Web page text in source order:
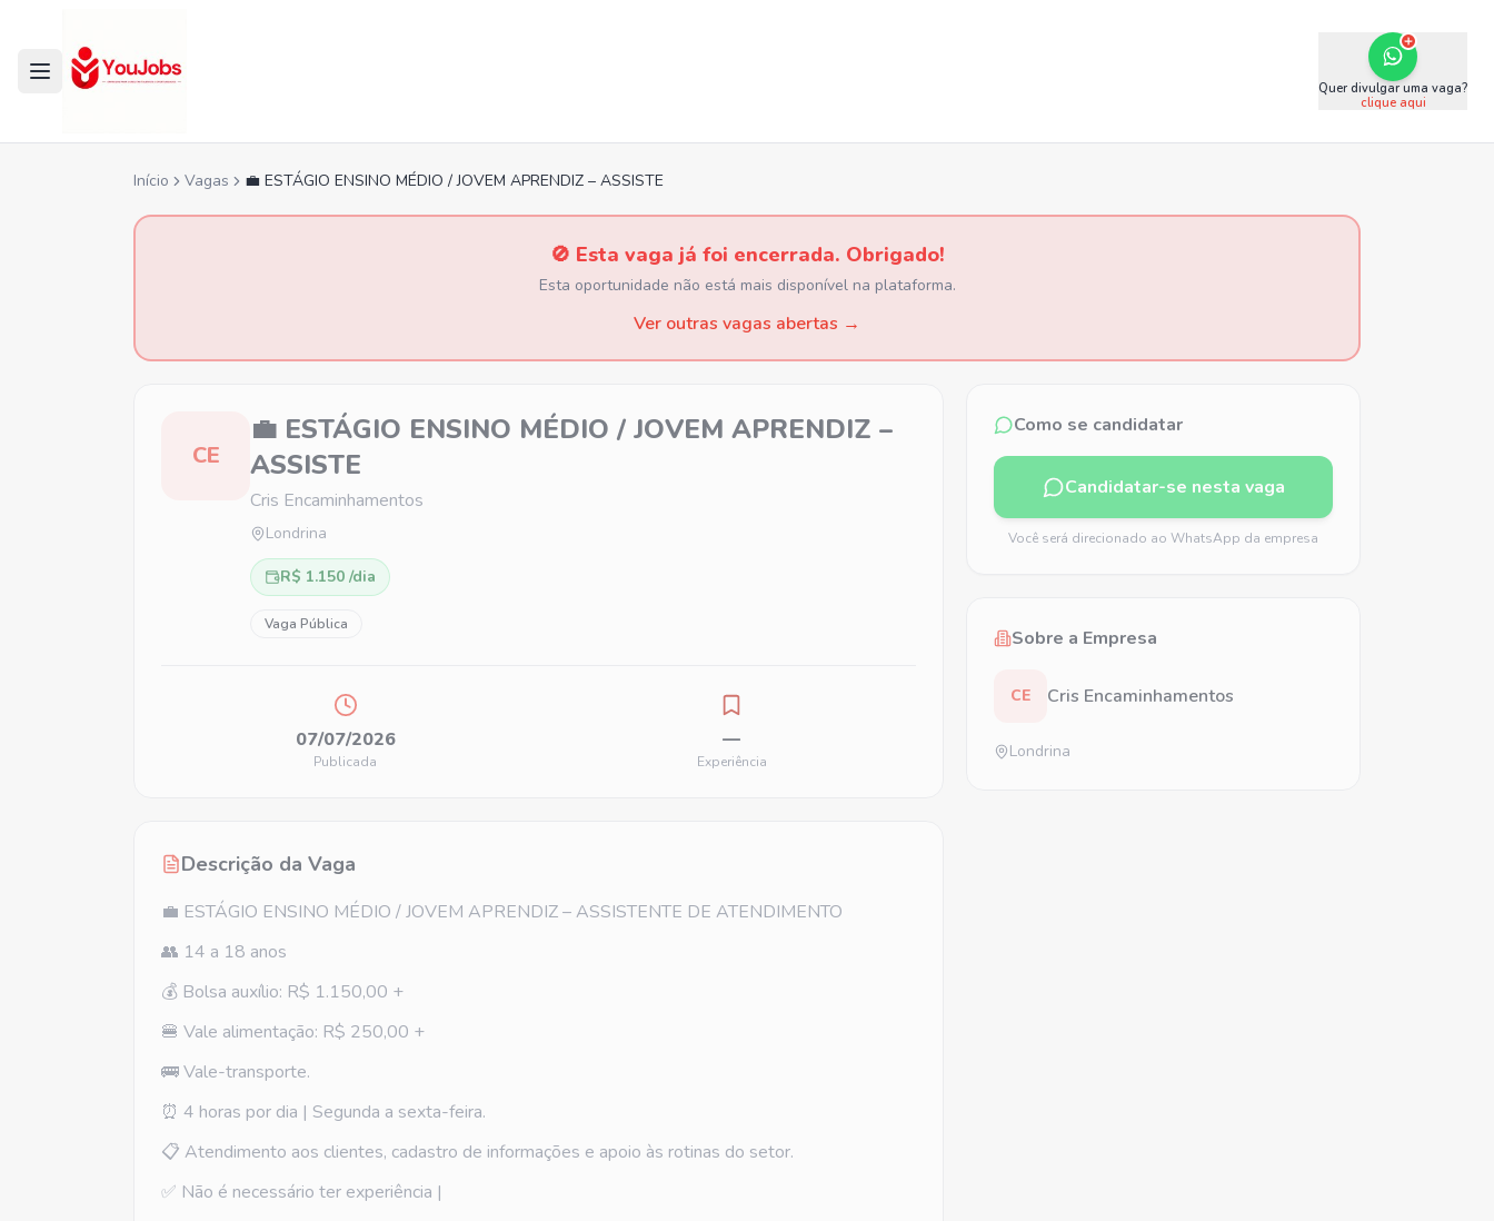
Quer divulgar uma vaga?
clique aqui
Início Vagas 💼 ESTÁGIO ENSINO MÉDIO / JOVEM APRENDIZ – ASSISTE
🚫 Esta vaga já foi encerrada. Obrigado!
Esta oportunidade não está mais disponível na plataforma.
Ver outras vagas abertas →
CE
💼 ESTÁGIO ENSINO MÉDIO / JOVEM APRENDIZ –
ASSISTE
Cris Encaminhamentos
Londrina
R$ 1.150 /dia
Vaga Pública
07/07/2026
Publicada
—
Experiência
Descrição da Vaga
💼 ESTÁGIO ENSINO MÉDIO / JOVEM APRENDIZ – ASSISTENTE DE ATENDIMENTO
👥 14 a 18 anos
💰 Bolsa auxílio: R$ 1.150,00 +
🍔 Vale alimentação: R$ 250,00 +
🚌 Vale-transporte.
⏰ 4 horas por dia | Segunda a sexta-feira.
📋 Atendimento aos clientes, cadastro de informações e apoio às rotinas do setor.
✅ Não é necessário ter experiência |
Como se candidatar
Candidatar-se nesta vaga
Você será direcionado ao WhatsApp da empresa
Sobre a Empresa
CE Cris Encaminhamentos
Londrina